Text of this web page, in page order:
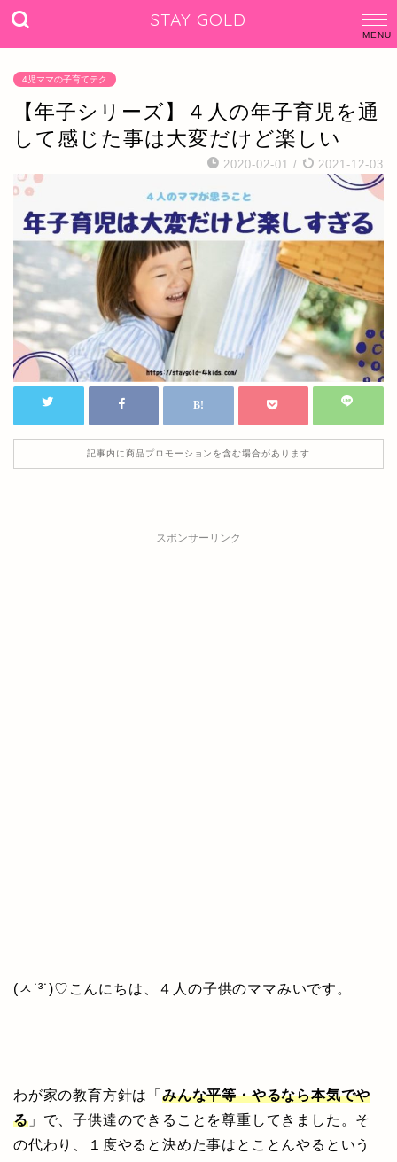
STAY GOLD
4児ママの子育てテク
【年子シリーズ】４人の年子育児を通
して感じた事は大変だけど楽しい
2020-02-01 / 2021-12-03
記事内に商品プロモーションを含む場合があります
スポンサーリンク
(ㅅ˙³˙)♡こんにちは、４人の子供のママみいです。
わが家の教育方針は「 みんな平等・やるなら本気でや
る」で、子供達のできることを尊重してきました。そ
の代わり、１度やると決めた事はとことんやるという